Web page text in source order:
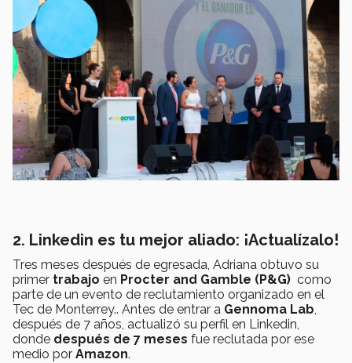
2. Linkedin es tu mejor aliado: ¡Actualízalo!
Tres meses después de egresada, Adriana obtuvo su
primer trabajo en Procter and Gamble (P&G) como
parte de un evento de reclutamiento organizado en el
Tec de Monterrey.. Antes de entrar a Gennoma Lab,
después de 7 años, actualizó su perfil en Linkedin,
donde después de 7 meses fue reclutada por ese
medio por Amazon.